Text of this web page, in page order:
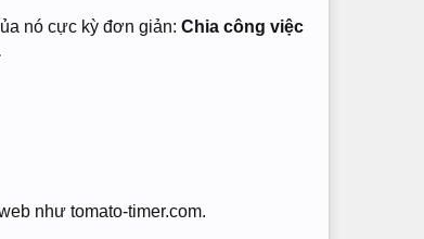
nó cực kỳ đơn giản: Chia công việc
như tomato-timer.com.